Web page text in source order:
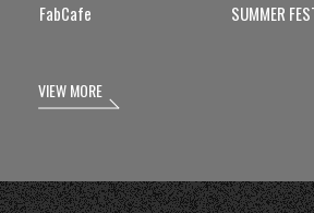
FabCafe SUMMER
VIEW MORE